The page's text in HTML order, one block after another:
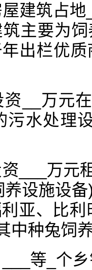
建筑占
主要为
出栏优
资__万元
污水处理
___万元
设施设
亚、比
中种兔饲
等_个